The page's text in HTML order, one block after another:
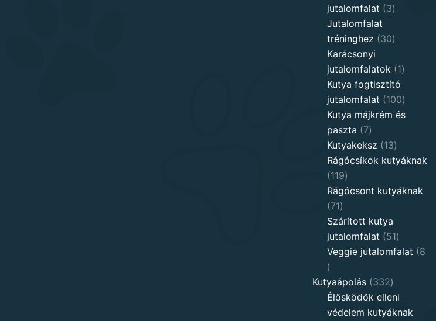
jutalomfalat
33
Jutalomfalat
tréninghez
3030
Karácsonyi
jutalomfalatok 11
Kutya fogtisztító
jutalomfalat
100100
products
Kutya májkrém és
paszta
77
products
Kutyakeksz 1313
products
Rágócsíkok kutyáknak
119119
products
Rágócsont kutyáknak
7171
products
Szárított kutya
jutalomfalat
5151
products
Veggie jutalomfalat
8
8
products
Kutyaápolás 332332
products
Élősködők elleni
védelem kutyáknak